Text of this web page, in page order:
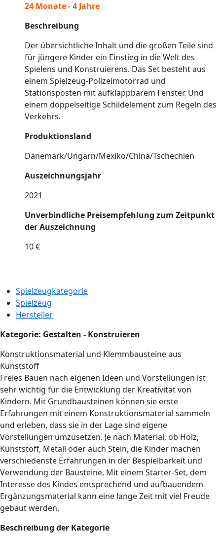
24 Monate - 4 Jahre
Beschreibung
Der übersichtliche Inhalt und die großen Teile sind
für jüngere Kinder ein Einstieg in die Welt des
Spielens und Konstruierens. Das Set besteht aus
einem Spielzeug-Polizeimotorrad und
Stationsposten mit aufklappbarem Fenster. Und
einem doppelseitige Schildelement zum Regeln des
Verkehrs.
Produktionsland
Dänemark/Ungarn/Mexiko/China/Tschechien
Auszeichnungsjahr
2021
Unverbindliche Preisempfehlung zum Zeitpunkt
der Auszeichnung
10 €
Spielzeugkategorie
Spielzeug
Hersteller
Kategorie: Gestalten - Konstruieren
Konstruktionsmaterial und Klemmbausteine aus
Kunststoff
Freies Bauen nach eigenen Ideen und Vorstellungen ist
sehr wichtig für die Entwicklung der Kreativität von
Kindern. Mit Grundbausteinen können sie erste
Erfahrungen mit einem Konstruktionsmaterial sammeln
und erleben, dass sie in der Lage sind eigene
Vorstellungen umzusetzen. Je nach Material, ob Holz,
Kunststoff, Metall oder auch Stein, die Kinder machen
verschiedenste Erfahrungen in der Bespielbarkeit und
Verwendung der Bausteine. Mit einem Starter-Set, dem
Interesse des Kindes entsprechend und aufbauendem
Ergänzungsmaterial kann eine lange Zeit mit viel Freude
gebaut werden.
Beschreibung der Kategorie